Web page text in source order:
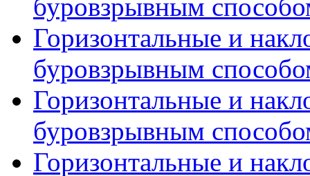
буровзрывным
Горизонтальные и
буровзрывным
Горизонтальные и
буровзрывным
Горизонтальные и